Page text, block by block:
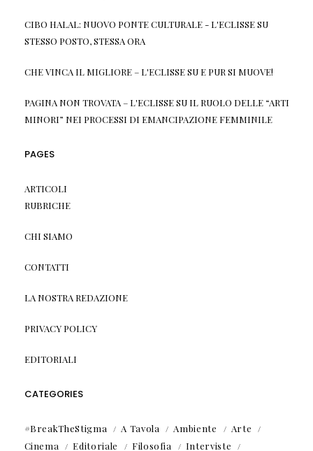
CIBO HALAL: NUOVO PONTE CULTURALE - L'ECLISSESU
STESSO POSTO, STESSA ORA
CHE VINCA IL MIGLIORE – L'ECLISSESU E PUR SI MUOVE!
PAGINA NON TROVATA – L'ECLISSESU IL RUOLO DELLE “ARTI
MINORI” NEI PROCESSI DI EMANCIPAZIONE FEMMINILE
PAGES
ARTICOLI
RUBRICHE
CHI SIAMO
CONTATTI
LA NOSTRA REDAZIONE
PRIVACY POLICY
EDITORIALI
CATEGORIES
#BreakTheStigma A Tavola Ambiente
Arte
Cinema
Editoriale Filosofia Interviste